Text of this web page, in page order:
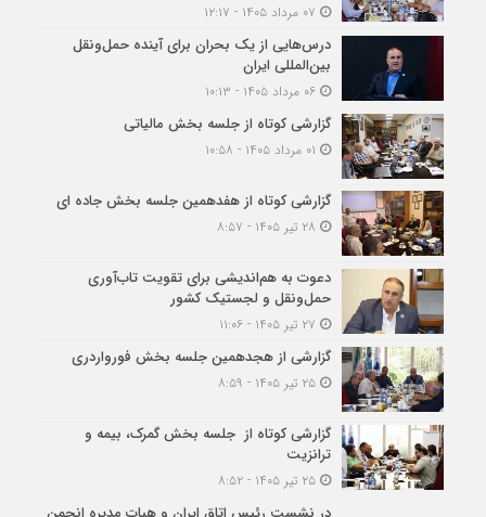
درس‌هایی از یک بحران برای آینده حمل‌ونقل
بین‌المللی ایران
گزارشی کوتاه از جلسه بخش مالیاتی
گزارشی کوتاه از هفدهمین جلسه بخش جاده ای
دعوت به هم‌اندیشی برای تقویت تاب‌آوری
حمل‌ونقل و لجستیک کشور
گزارشی از هجدهمین جلسه بخش فورواردری
۲۵ تیر ۱۴۰۵ - ۸:۵۹
گزارشی کوتاه از جلسه بخش گمرک، بیمه و
ترانزیت
۲۵ تیر ۱۴۰۵ - ۸:۵۲